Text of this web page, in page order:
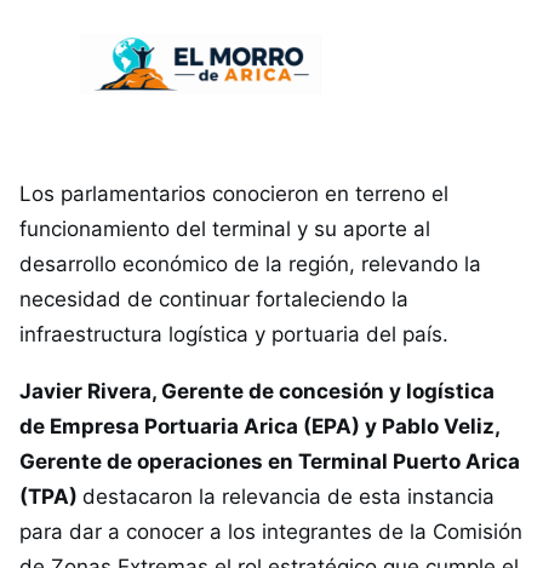
Los parlamentarios conocieron en terreno el
funcionamiento del terminal y su aporte al
desarrollo económico de la región, relevando la
necesidad de continuar fortaleciendo la
infraestructura logística y portuaria del país.
Javier Rivera, Gerente de concesión y logística
de Empresa Portuaria Arica (EPA) y Pablo Veliz,
Gerente de operaciones en Terminal Puerto Arica
(TPA) destacaron la relevancia de esta instancia
para dar a conocer a los integrantes de la Comisión